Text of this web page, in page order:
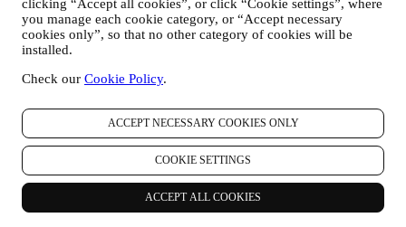
clicking “Accept all cookies”, or click “Cookie settings”, where
you manage each cookie category, or “Accept necessary
cookies only”, so that no other category of cookies will be
installed.
Check our Cookie Policy.
ACCEPT NECESSARY COOKIES ONLY
COOKIE SETTINGS
ACCEPT ALL COOKIES
discussions en ligne, messages sur les réseaux sociaux,
courriers électroniques ou appels téléphoniques).
Les données personnelles recueillies auprès de vous lorsque vous
utilisez le site Web ou que vous fournissez des informations
permettant de vous identifier sont ainsi protégées et vous disposez
paragraphe 8 ci-dessous.
2. QUI RECUEILLE VOS DONNEES PERSONNELLES ?
Le responsable du traitement des données des services de commerce
électronique offerts par l'intermédiaire du site Web est Le Creuset
France SAS, B 502 705 502, 982 rue Olivier Deguise 02230
Fresnoy-Le-Grand, France. Si vous acceptez de recevoir des